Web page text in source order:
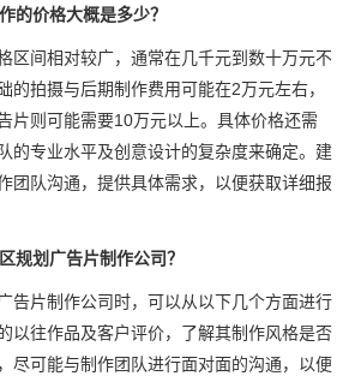
的价格大概是多少？
区间相对较广，通常在几千元到数十万元不
的拍摄与后期制作费用可能在2万元左右，
片则可能需要10万元以上。具体价格还需
的专业水平及创意设计的复杂度来确定。建
团队沟通，提供具体需求，以便获取详细报
规划广告片制作公司？
告片制作公司时，可以从以下几个方面进行
以往作品及客户评价，了解其制作风格是否
尽可能与制作团队进行面对面的沟通，以便